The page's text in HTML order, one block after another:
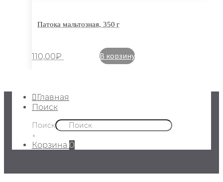
Патока мальтозная, 350 г
110,00₽ В корзину
Главная
Поиск
Поиск
×
Корзина 0